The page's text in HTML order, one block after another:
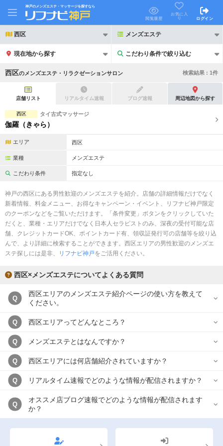
神戸のメンズエステ・マッサージを探すなら
閲覧履歴
お気に入
り
ログイン
西区 メンズエステ
現在地から探す こだわり条件で絞り込む
こだわり条件で絞り込む
21時以降も受付
2名様歓迎 団体様歓迎
完全個室 半個室あり
ペアルームあり シャワー室完備
日本人スタッフのみ
スタッフ指名可
駅から徒歩5分以内
西区の メンズエステ・リラクゼーションサロン 検索結果 : 1件
店舗リスト リアルタイム速報 ブログ速報 周辺地図から探す
西区 タイ古式マッサージ
伽羅（きゃら）
エリア 西区
業種 メンズエステ
こだわり条件 指定なし
神戸の西区にある男性歓迎のメンズエステを紹介。店舗の詳細情報だけでなく
新着情報、料金メニュー、お得なキャンペーン・イベント、リフナビ神戸限定
のクーポンなどをご覧いただけます。「条件変更」ボタンをクリックしていた
だくと、業種・エリアだけでなく日本人セラピストのみ、深夜の受付可能な店
舗、クレジットカードOK、ポイントカード有、領収証発行可の店舗等を絞り込
んで、より詳細に検索することができます。西区エリアの男性歓迎のメンズエ
ステ探しには是非、
リフナビ神戸をご活用ください。
西区×メンズエステについてよくある質問
Q
西区エリアのメンズエステ紹介ページの使い方を教えて
ください。
Q 西区エリアってどんなところ？
Q メンズエステとはなんですか？
Q 西区エリアには何店舗紹介されていますか？
Q リアルタイム速報でどのような情報が配信されますか？
Q
オススメ店ブログ速報でどのような情報が配信されます
か？